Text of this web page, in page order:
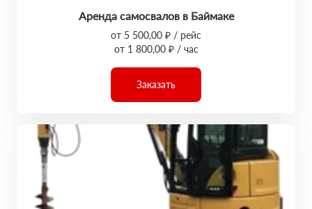
Аренда самосвалов в Баймаке
от 5 500,00 ₽ / рейс
от 1 800,00 ₽ / час
Заказать